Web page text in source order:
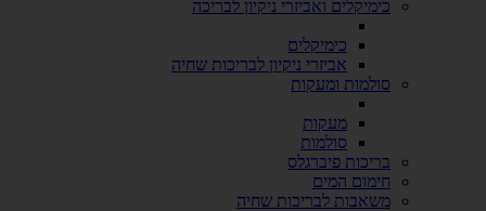
כימיקלים ואביזרי ניקיון לבריכה
כימיקלים
אביזרי ניקיון לבריכות שחיה
סולמות ומעקות
מעקות
סולמות
בריכות פיברגלס
חימום המים
משאבות לבריכות שחיה